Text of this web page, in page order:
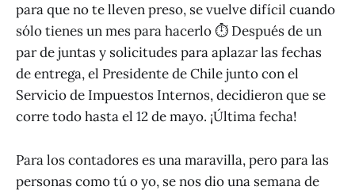
para que no te lleven preso, se vuelve difícil cuando
sólo tienes un mes para hacerlo ⏱ Después de un
par de juntas y solicitudes para aplazar las fechas
de entrega, el Presidente de Chile junto con el
Servicio de Impuestos Internos, decidieron que se
corre todo hasta el 12 de mayo. ¡Última fecha!
Para los contadores es una maravilla, pero para las
personas como tú o yo, se nos dio una semana de